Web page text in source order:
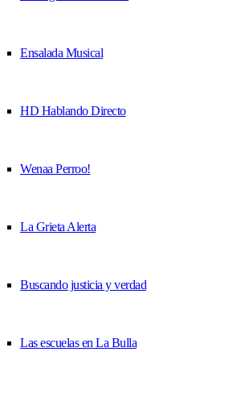
Ensalada Musical
HD Hablando Directo
Wenaa Perroo!
La Grieta Alerta
Buscando justicia y verdad
Las escuelas en La Bulla